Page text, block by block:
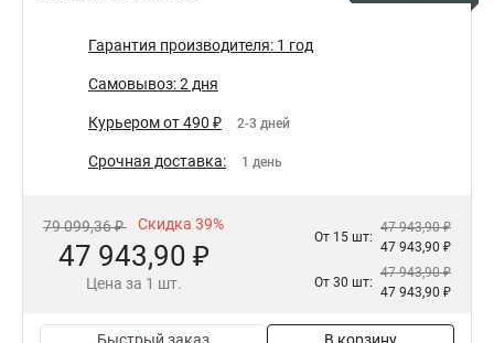
Гарантия производителя: 1 год
Самовывоз: 2 дня
Курьером от 490 ₽ 2-3 дней
Срочная доставка: 1 день
79 099,36 ₽ Скидка 39%
47 943,90 ₽
Цена за 1 шт.
От 15 шт:
47 943,90 ₽
47 943,90 ₽
От 30 шт:
47 943,90 ₽
47 943,90 ₽